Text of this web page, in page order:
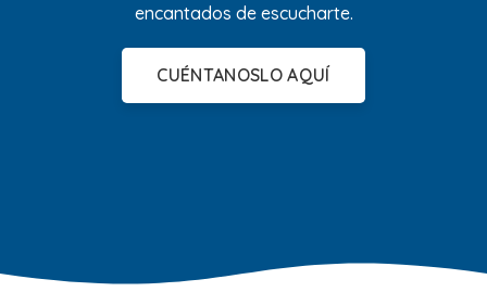
encantados de escucharte.
CUÉNTANOSLO AQUÍ